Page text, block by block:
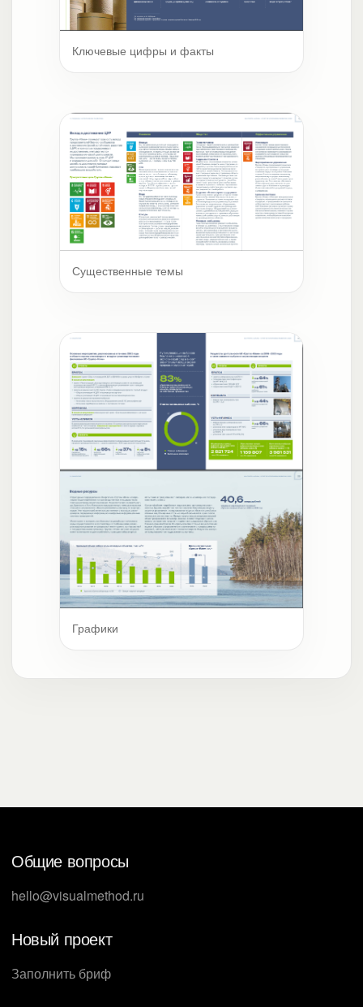
Ключевые цифры и факты
Существенные темы
Графики
Общие вопросы
hello@visualmethod.ru
Новый проект
Заполнить бриф